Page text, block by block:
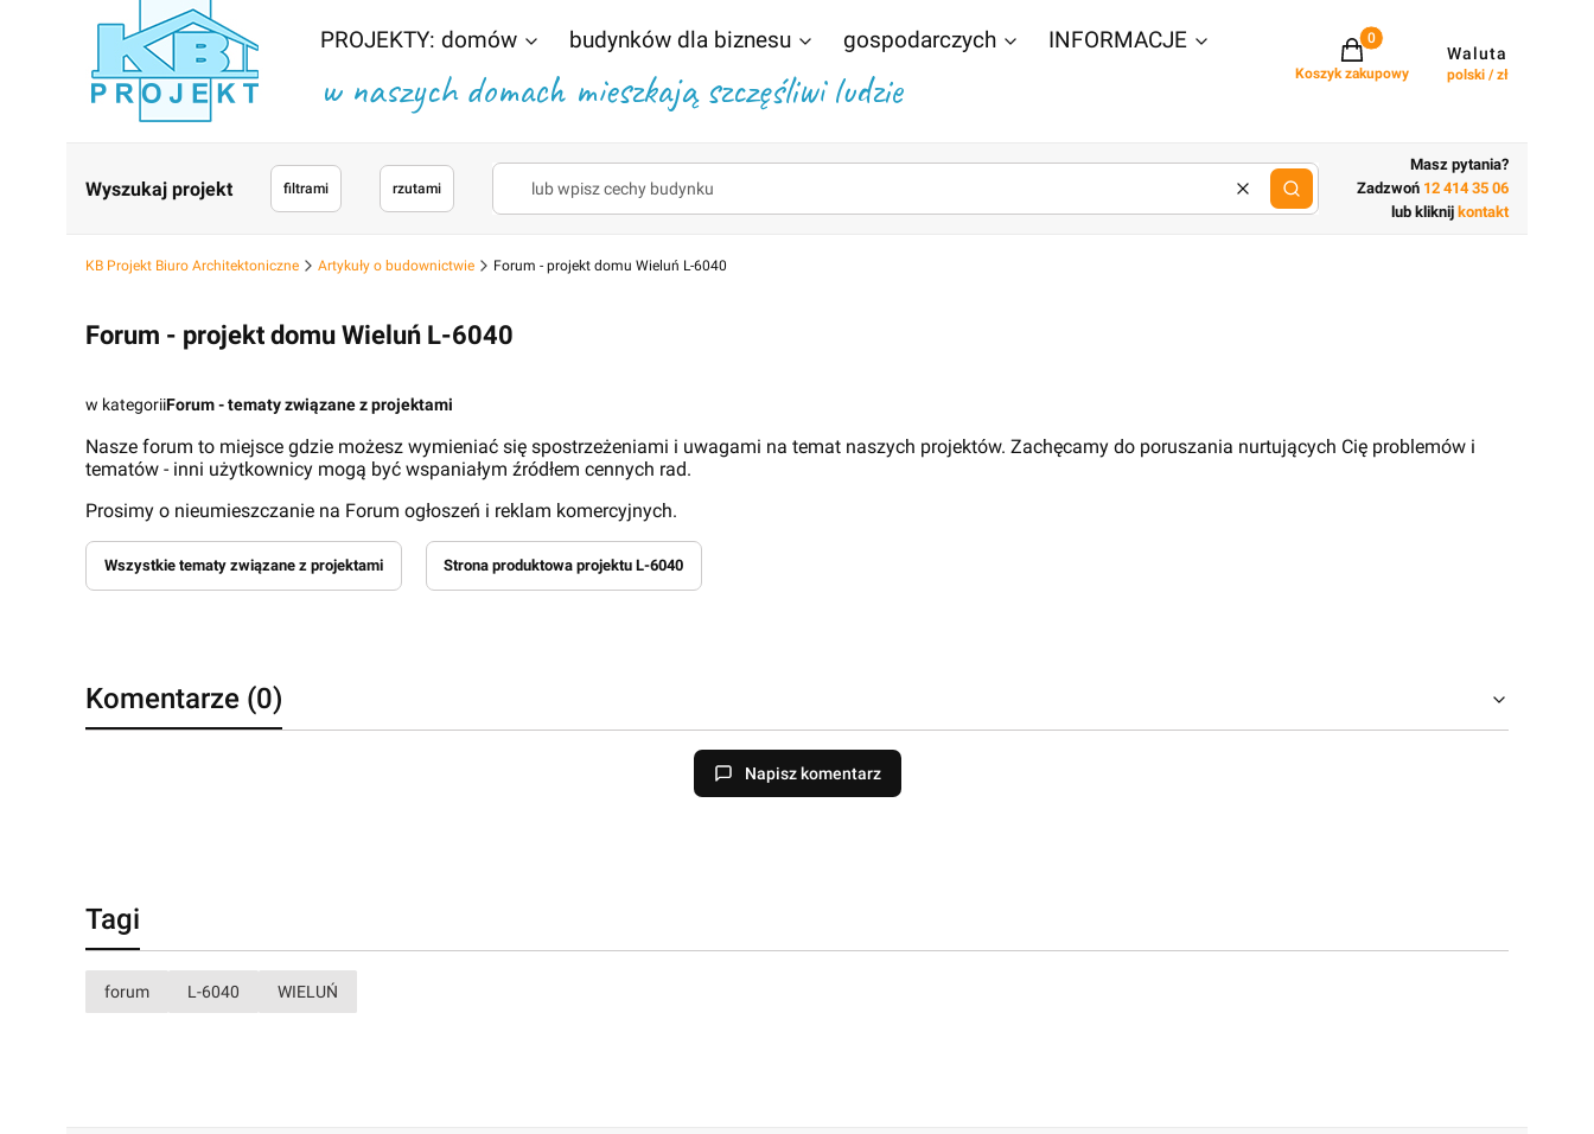
PROJEKTY: domów budynków dla biznesu gospodarczych INFORMACJE
w naszych domach mieszkają szczęśliwi ludzie
Projekty w koszyku: 0. Zobacz
Koszyk zakupowy
Waluta
polski / zł
Wyszukaj projekt filtrami rzutami
Wyczyśćlub wpisz cechy budynku
Masz pytania?
Zadzwoń 12 414 35 06
lub kliknij kontakt
KB Projekt Biuro Architektoniczne Artykuły o budownictwie Forum - projekt domu Wieluń L-6040
Forum - projekt domu Wieluń L-6040
w kategoriiForum - tematy związane z projektami
Nasze forum to miejsce gdzie możesz wymieniać się spostrzeżeniami i uwagami na temat naszych projektów. Zachęcamy do poruszania nurtujących Cię problemów i
tematów - inni użytkownicy mogą być wspaniałym źródłem cennych rad.
Prosimy o nieumieszczanie na Forum ogłoszeń i reklam komercyjnych.
Wszystkie tematy związane z projektami Strona produktowa projektu L-6040
Komentarze (0)
Napisz komentarz
Tagi
forum L-6040 WIELUŃ